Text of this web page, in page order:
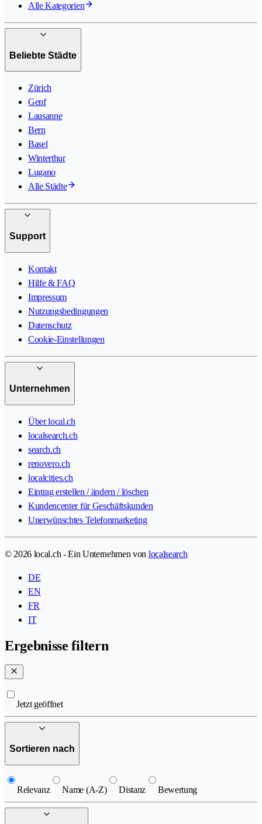
Alle Kategorien
Beliebte Städte
Zürich
Genf
Lausanne
Bern
Basel
Winterthur
Lugano
Alle Städte
Support
Kontakt
Hilfe & FAQ
Impressum
Nutzungsbedingungen
Datenschutz
Cookie-Einstellungen
Unternehmen
Über local.ch
localsearch.ch
search.ch
renovero.ch
localcities.ch
Eintrag erstellen / ändern / löschen
Kundencenter für Geschäftskunden
Unerwünschtes Telefonmarketing
© 2026 local.ch - Ein Unternehmen von localsearch
DE
EN
FR
IT
Ergebnisse filtern
Jetzt geöffnet
Sortieren nach
Relevanz Name (A-Z) Distanz Bewertung